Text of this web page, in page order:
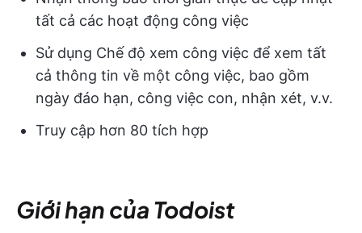
tất cả các hoạt động công việc
Sử dụng Chế độ xem công việc để xem tất
cả thông tin về một công việc, bao gồm
ngày đáo hạn, công việc con, nhận xét, v.v.
Truy cập hơn 80 tích hợp
Giới hạn của Todoist